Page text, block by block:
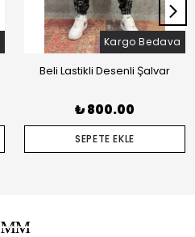
Kargo Bedava
Beli Lastikli Desenli Şalvar
₺ 800.00
SEPETE EKLE